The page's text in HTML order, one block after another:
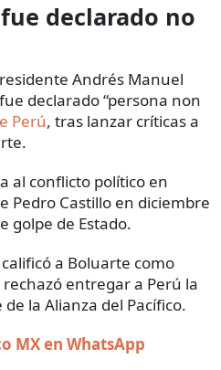
declarado no
Andrés Manuel
declarado “persona non
Perú, tras lanzar críticas a
al conflicto político en
Pedro Castillo en diciembre
golpe de Estado.
a Boluarte como
entregar a Perú la
la Alianza del Pacífico.
MX en WhatsApp